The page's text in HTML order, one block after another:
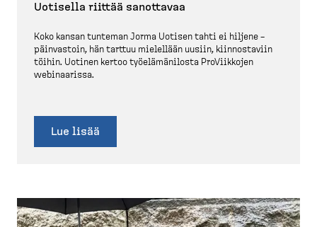
Uotisella riittää sanottavaa
Koko kansan tunteman Jorma Uotisen tahti ei hiljene –
päinvastoin, hän tarttuu mielellään uusiin, kiinnos­taviin
töihin. Uotinen kertoo työelä­mä­nilosta ProViikkojen
webinaarissa.
Lue lisää